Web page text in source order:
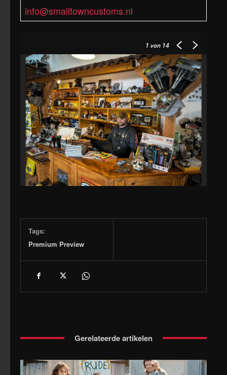
info@smalltowncustoms.nl
1 van 14
Tags:
Premium Preview
Gerelateerde artikelen